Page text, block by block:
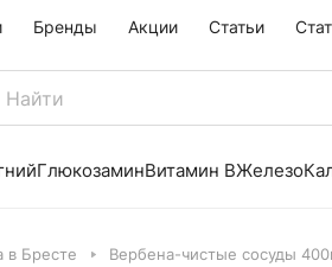
Бренды Акции Статьи
ГлюкозаминВитамин BЖелезо
в Бресте Вербена-чистые сосуды